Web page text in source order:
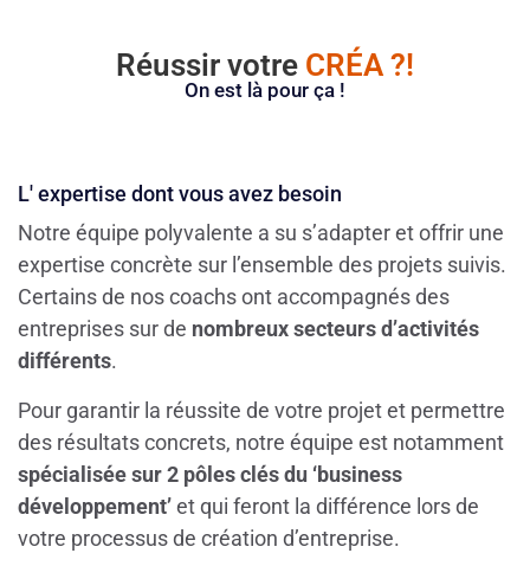
Réussir votre CRÉA ?!
On est là pour ça !
L' expertise dont vous avez besoin
Notre équipe polyvalente a su s’adapter et offrir une
expertise concrète sur l’ensemble des projets suivis.
Certains de nos coachs ont accompagnés des
entreprises sur de nombreux secteurs d’activités
différents.
Pour garantir la réussite de votre projet et permettre
des résultats concrets, notre équipe est notamment
spécialisée sur 2 pôles clés du ‘business
développement’et qui feront la différence lors de
votre processus de création d’entreprise.